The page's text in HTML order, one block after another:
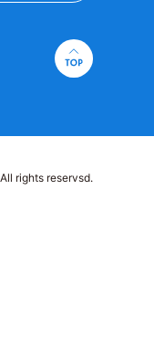
rights reservsd.